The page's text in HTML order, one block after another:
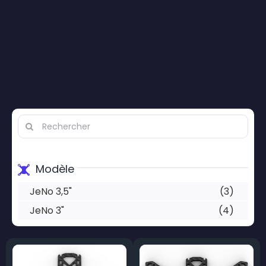
Search
for:
Modèle
JeNo 3,5"
(3)
JeNo 3"
(4)